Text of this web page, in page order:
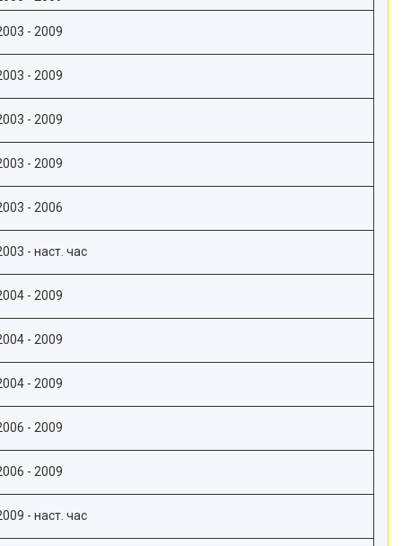
- 2009
- 2009
- 2009
- 2009
- 2006
- наст. час
- 2009
- 2009
- 2009
- 2009
- 2009
- наст. час